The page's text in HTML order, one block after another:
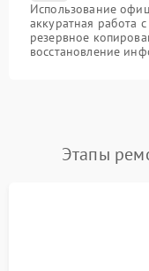
Использование
аккуратная работа
резервное
восстановление
Этапы